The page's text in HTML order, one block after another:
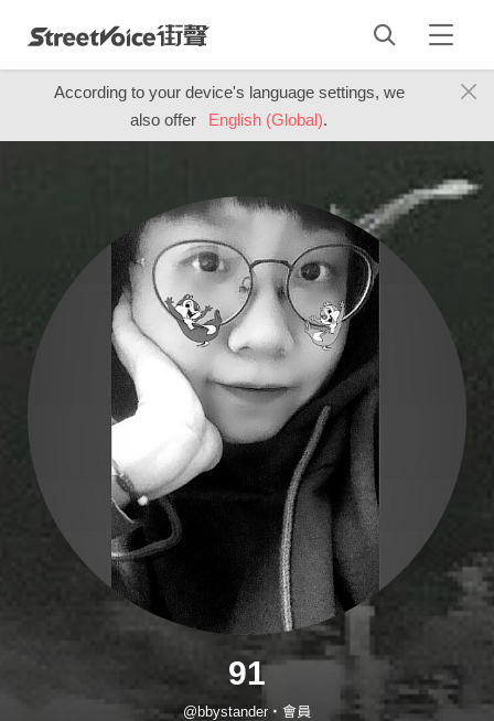
According to your device's language settings, we
also offer
English (Global).
91
@bbystander・會員